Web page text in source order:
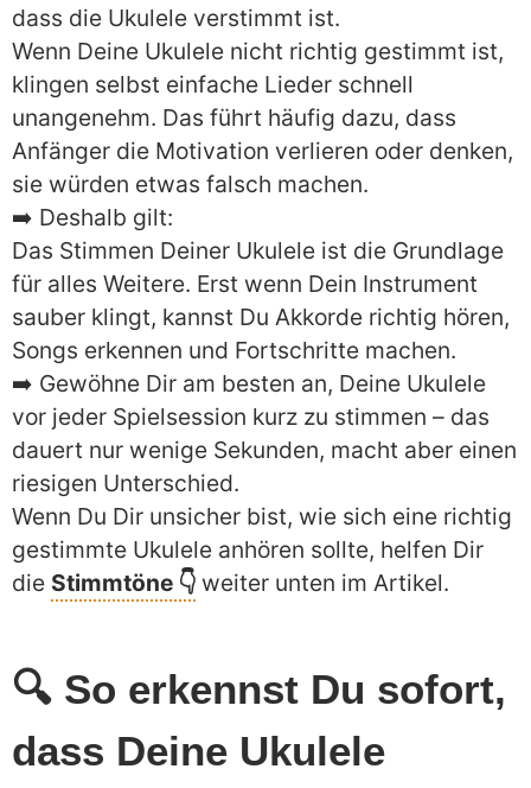
dass die Ukulele verstimmt ist.
Wenn Deine Ukulele nicht richtig gestimmt ist,
klingen selbst einfache Lieder schnell
unangenehm. Das führt häufig dazu, dass
Anfänger die Motivation verlieren oder denken,
sie würden etwas falsch machen.
➡️ Deshalb gilt:
Das Stimmen Deiner Ukulele ist die Grundlage
für alles Weitere. Erst wenn Dein Instrument
sauber klingt, kannst Du Akkorde richtig hören,
Songs erkennen und Fortschritte machen.
➡️ Gewöhne Dir am besten an, Deine Ukulele
vor jeder Spielsession kurz zu stimmen – das
dauert nur wenige Sekunden, macht aber einen
riesigen Unterschied.
Wenn Du Dir unsicher bist, wie sich eine richtig
gestimmte Ukulele anhören sollte, helfen Dir
die Stimmtöne 👇 weiter unten im Artikel.
🔍 So erkennst Du sofort,
dass Deine Ukulele